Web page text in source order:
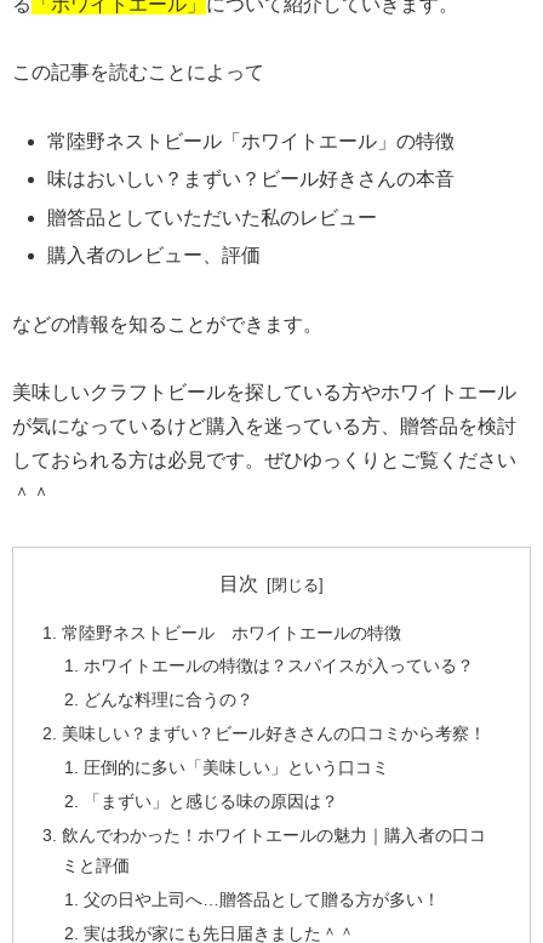
この記事を読むことによって
常陸野ネストビール「ホワイトエール」の特徴
味はおいしい？まずい？ビール好きさんの本音
贈答品としていただいた私のレビュー
購入者のレビュー、評価
などの情報を知ることができます。
美味しいクラフトビールを探している方やホワイトエール
が気になっているけど購入を迷っている方、贈答品を検討
しておられる方は必見です。ぜひゆっくりとご覧ください
＾＾
目次
常陸野ネストビール ホワイトエールの特徴
ホワイトエールの特徴は？スパイスが入っている？
どんな料理に合うの？
美味しい？まずい？ビール好きさんの口コミから考察！
圧倒的に多い「美味しい」という口コミ
「まずい」と感じる味の原因は？
飲んでわかった！ホワイトエールの魅力｜購入者の口コ
ミと評価
父の日や上司へ…贈答品として贈る方が多い！
実は我が家にも先日届きました＾＾